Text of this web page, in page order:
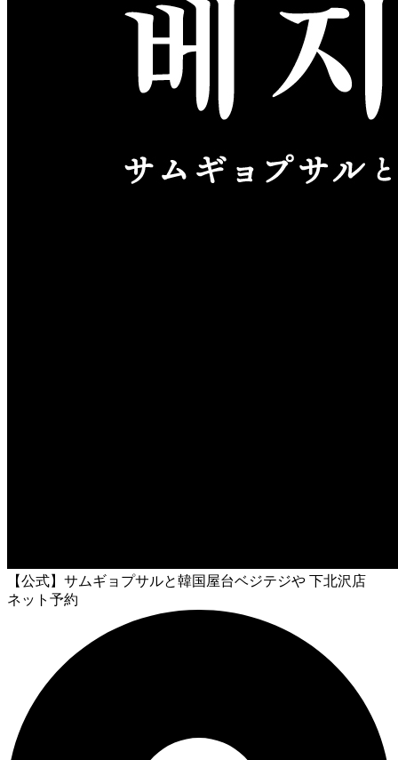
【公式】サムギョプサルと韓国屋台ベジテジや 下北沢店
ネット予約